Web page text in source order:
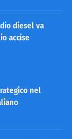
diesel va
accise
nel